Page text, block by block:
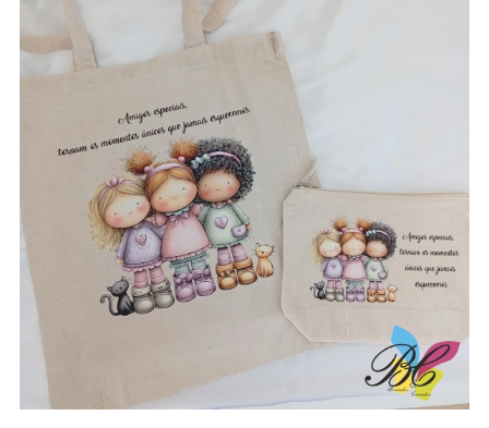
Sacos / necessaires / estojos / porta-
moedas para amigas e gatos – vários
modelos